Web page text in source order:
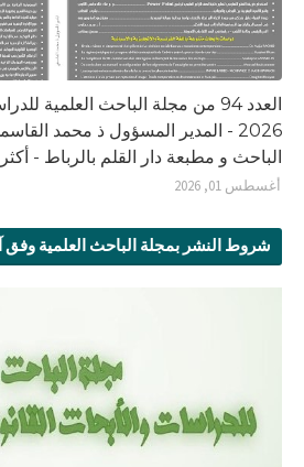
العدد 94 من مجلة الباحث
2026 - المدير المسؤول ذ محمد
الباحث و مطبعة دار القلم بالرباط - أكثر من 65 دراسة
أغسطس 01, 2026
شروط النشر بمجلة الباحث العلمية وفق